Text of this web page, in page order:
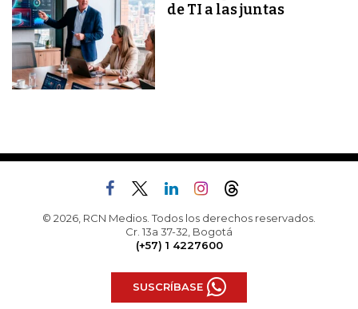
de TI a las juntas
© 2026, RCN Medios. Todos los derechos reservados.
Cr. 13a 37-32, Bogotá
(+57) 1 4227600
SUSCRÍBASE